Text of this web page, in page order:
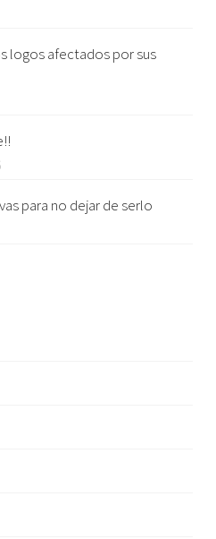
logos afectados por sus
para no dejar de serlo